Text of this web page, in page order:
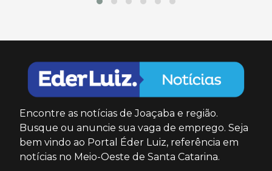
Encontre as notícias de Joaçaba e região.
Busque ou anuncie sua vaga de emprego. Seja
bem vindo ao Portal Éder Luiz, referência em
notícias no Meio-Oeste de Santa Catarina.